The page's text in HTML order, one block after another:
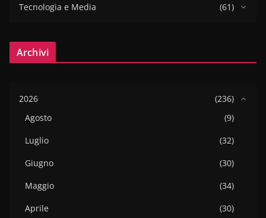
Tecnologia e Media
(61)
Archivi
2026
(236)
Agosto
(9)
Luglio
(32)
Giugno
(30)
Maggio
(34)
Aprile
(30)